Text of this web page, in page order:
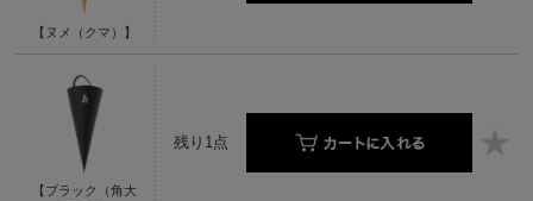
【ヌメ（クマ）】
【ブラック（角大
残り1点